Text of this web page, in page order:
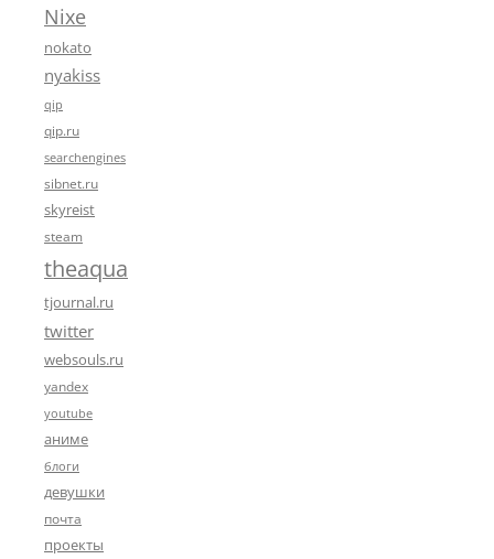
Nixe
nokato
nyakiss
qip
qip.ru
searchengines
sibnet.ru
skyreist
steam
theaqua
tjournal.ru
twitter
websouls.ru
yandex
youtube
аниме
блоги
девушки
почта
проекты